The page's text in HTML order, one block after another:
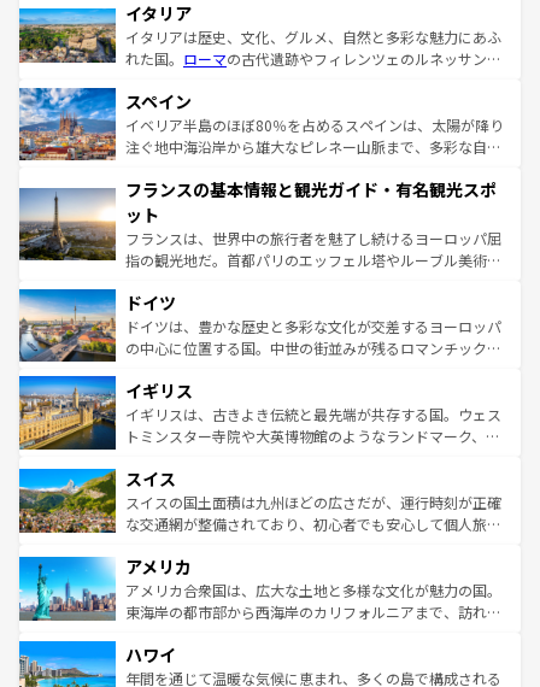
イタリア
イタリアは歴史、文化、グルメ、自然と多彩な魅力にあふ
れた国。 ローマの古代遺跡やフィレンツェのルネッサンス
ろん、トスカーナの美しい田園風景やアマルフィ海岸の絶
景など、自然景観も見逃せない。観光の合間には、本場の
ピザやパスタなど、絶品のイタリア料理を堪能することも
ませてくれるイタリアで、忘れられない旅をしてみよう！
なお、新着のイタリア情報は
しい。
スペイン
イベリア半島のほぼ80％を占めるスペインは、太陽が降り
注ぐ地中海沿岸から雄大なピレネー山脈まで、多彩な自然
文化が根付くこの国では、情熱的なフラメンコ、熱気あふ
れる闘牛、そして美味しいタパスが生活の一部となってい
る。首都マドリードの洗練された雰囲気や、バルセロナの
アートに溢れた街角から、地方では古代ローマ遺跡や中世
せる。地方によって風土や気候が異なるスペインはその個
性で訪れる人を魅了する。 なお、新着のスペイン情報は コ
ンテンツ一覧を参照してほしい。
フランスの基本情報と観光ガイド・有名観光スポ
ット
フランスは、世界中の旅行者を魅了し続けるヨーロッパ屈
指の観光地だ。首都パリのエッフェル塔やルーブル美術館
で、幅広い魅力が詰まっている。華麗な宮殿、歴史的な大
聖堂、美しいビーチ、そして豊かな自然が、訪れる者を心
から魅了する。また、フランスは美食の国としても知ら
いる。シャンパンの発祥地であるランス、プロヴァンスの
香り高いラベンダー畑など、多彩な楽しみ方が可能だ。さ
らに、パリ以外の地域にも魅力が溢れており、どの街角に
れる地方に足を運ぶとそれぞれで全く異なる文化を体験で
きるだろう。 なお、新着のフランス情報はコンテンツ一覧
を参照してほしい。
ドイツ
ドイツは、豊かな歴史と多彩な文化が交差するヨーロッパ
の中心に位置する国。中世の街並みが残るロマンチック街
顔を持つこの国は、どこを歩いても飽きることがない。ベ
ルリンの文化的活気、バイエルン州のアルプスの絶景、そ
してライン川沿いのワイン畑といった風景は必見。ビール
は、お酒好きな人にはぜひ体験してほしい。 なお、新着の
ドイツ情報はコンテンツ一覧を参照してほしい。
イギリス
イギリスは、古きよき伝統と最先端が共存する国。ウェス
トミンスター寺院や大英博物館のようなランドマーク、歴
リアごとに異なる魅力がある。また、優雅なアフタヌーン
ティー、ビール好きにはたまらない英国パブ、サッカー観
戦など、本場だからこそできる体験も豊富。イギリスを旅
ンツ一覧を参照してほしい。
スイス
スイスの国土面積は九州ほどの広さだが、運行時刻が正確
な交通網が整備されており、初心者でも安心して個人旅行
の建物がそのまま残る町や、スイスならではのユニークな
博物館もあり、アルプス観光だけでなく町歩きも満喫する
ことができる。国民の所得が高いため物価も高いが、旅行
ば市内交通費無料で観光を楽しむこともできる。 なお、新
着のスイス情報はコンテンツ一覧 を参照してほしい。
アメリカ
アメリカ合衆国は、広大な土地と多様な文化が魅力の国。
東海岸の都市部から西海岸のカリフォルニアまで、訪れる
のような巨大都市は、観光、ショッピング、エンターテイ
ンメントが詰まった刺激的なスポットだ。一方、アメリカ
ハワイ
年間を通じて温暖な気候に恵まれ、多くの島で構成される